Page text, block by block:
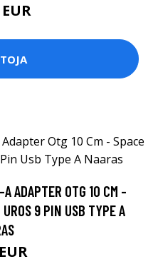
ADAPTER OTG 10 CM -
9 PIN USB TYPE A